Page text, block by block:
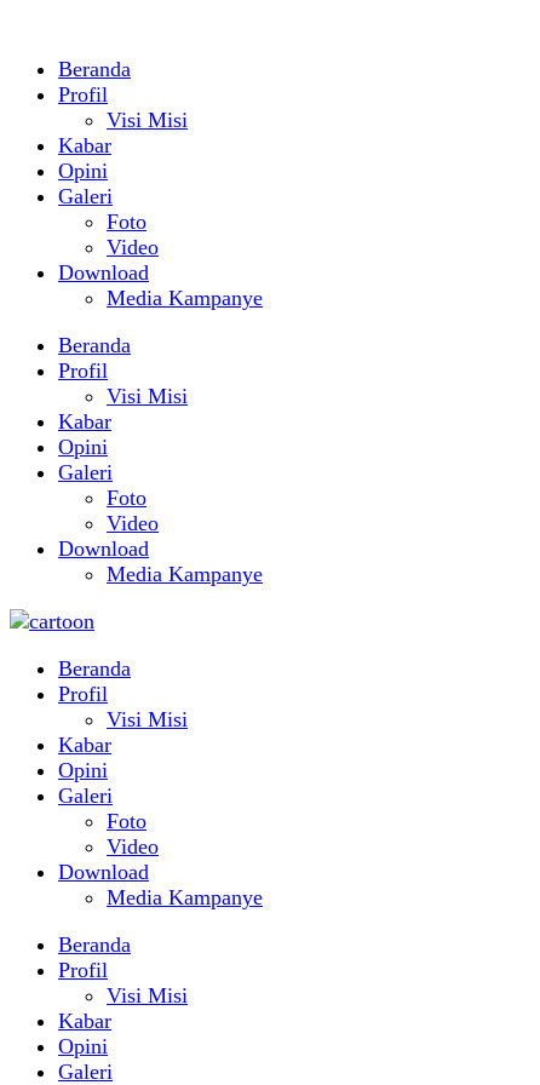
Beranda
Profil
Visi Misi
Kabar
Opini
Galeri
Foto
Video
Download
Media Kampanye
Beranda
Profil
Visi Misi
Kabar
Opini
Galeri
Foto
Video
Download
Media Kampanye
Beranda
Profil
Visi Misi
Kabar
Opini
Galeri
Foto
Video
Download
Media Kampanye
Beranda
Profil
Visi Misi
Kabar
Opini
Galeri